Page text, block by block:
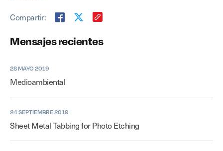
Mensajes recientes
28 MAYO 2019
Medioambiental
24 SEPTIEMBRE 2019
Sheet Metal Tabbing for Photo Etching
Compartir: